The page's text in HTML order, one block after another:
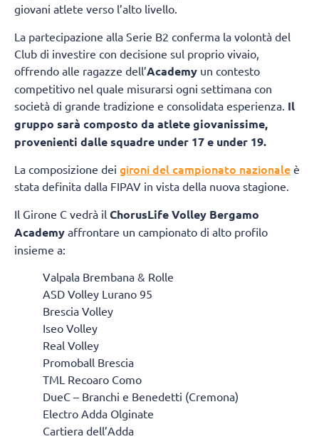
giovani atlete verso l’alto livello.
La partecipazione alla Serie B2 conferma la volontà del
Club di investire con decisione sul proprio vivaio,
offrendo alle ragazze dell’Academy un contesto
competitivo nel quale misurarsi ogni settimana con
società di grande tradizione e consolidata esperienza. Il
gruppo sarà composto da atlete giovanissime,
provenienti dalle squadre under 17 e under 19.
La composizione dei gironi del campionato nazionale è
stata definita dalla FIPAV in vista della nuova stagione.
Il Girone C vedrà il ChorusLife Volley Bergamo
Academy affrontare un campionato di alto profilo
insieme a:
Valpala Brembana & Rolle
ASD Volley Lurano 95
Brescia Volley
Iseo Volley
Real Volley
Promoball Brescia
TML Recoaro Como
DueC – Branchi e Benedetti (Cremona)
Electro Adda Olginate
Cartiera dell’Adda